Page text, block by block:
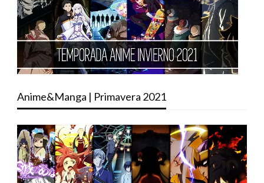
Anime&Manga | Primavera 2021